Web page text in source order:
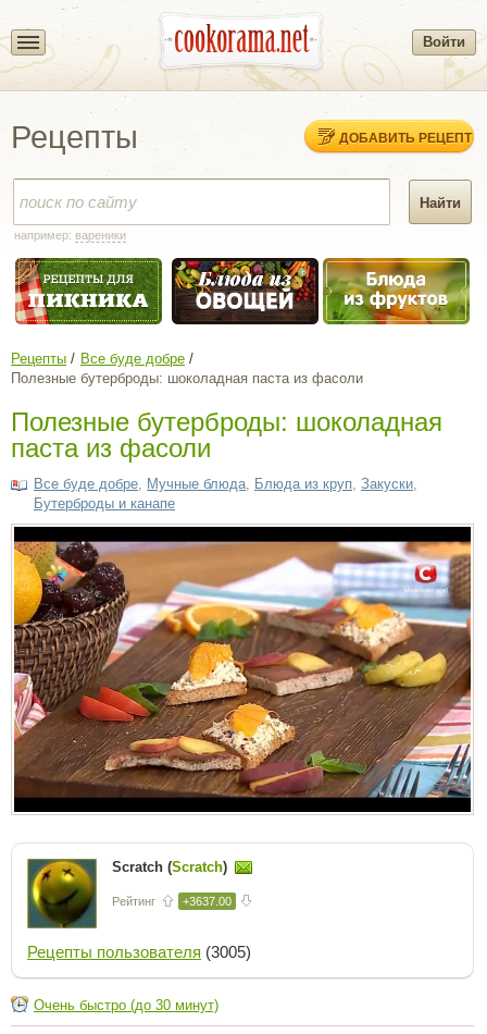
Войти
Рецепты ДОБАВИТЬ РЕЦЕПТ
например: вареники
Рецепты
Все буде добре
Полезные бутерброды: шоколадная паста из фасоли
Полезные бутерброды: шоколадная
паста из фасоли
Все буде добре Мучные блюда Блюда из круп Закуски
Бутерброды и канапе
Scratch (Scratch)
Рейтинг +3637.00
Рецепты пользователя (3005)
Очень быстро (до 30 минут)